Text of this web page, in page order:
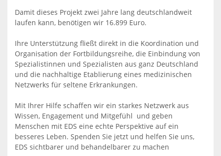
Damit dieses Projekt zwei Jahre lang deutschlandweit
laufen kann, benötigen wir 16.899 Euro.
Ihre Unterstützung fließt direkt in die Koordination und
Organisation der Fortbildungsreihe, die Einbindung von
Spezialistinnen und Spezialisten aus ganz Deutschland
und die nachhaltige Etablierung eines medizinischen
Netzwerks für seltene Erkrankungen.
Mit Ihrer Hilfe schaffen wir ein starkes Netzwerk aus
Wissen, Engagement und Mitgefühl und geben
Menschen mit EDS eine echte Perspektive auf ein
besseres Leben. Spenden Sie jetzt und helfen Sie uns,
EDS sichtbarer und behandelbarer zu machen